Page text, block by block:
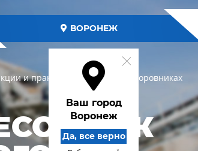
ВОРОНЕЖ
Ваш город
Воронеж
Да, все верно
и практика применения в коровниках
КАК